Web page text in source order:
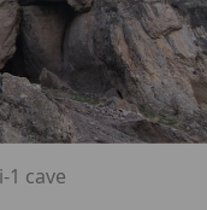
1 cave